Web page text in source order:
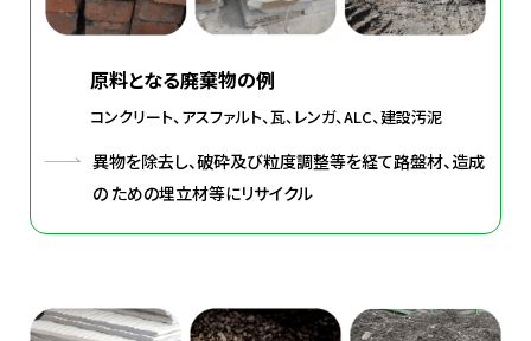
原料となる廃棄物の例
コンクリート、アスファルト、瓦、レンガ、ALC、建設汚泥
異物を除去し、破砕及び粒度調整等を経て路盤材、造成
の ための埋立材等にリサイクル